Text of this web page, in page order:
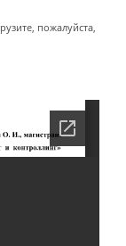
пожалуйста,